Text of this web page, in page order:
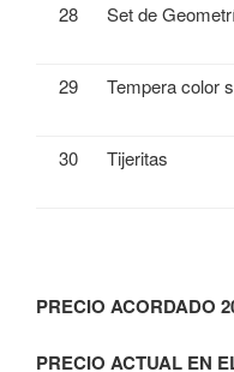
28 Set de
29 Tempera color
30 Tijeritas
PRECIO ACORDADO
PRECIO ACTUAL EN